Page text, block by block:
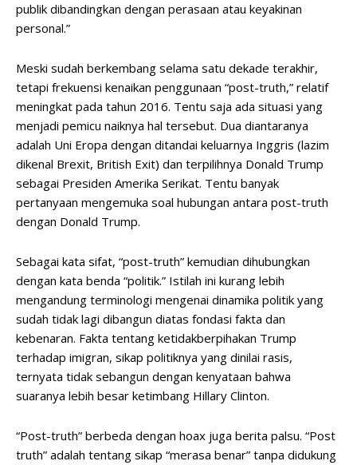
publik dibandingkan dengan perasaan atau keyakinan
personal.”
Meski sudah berkembang selama satu dekade terakhir,
tetapi frekuensi kenaikan penggunaan “post-truth,” relatif
meningkat pada tahun 2016. Tentu saja ada situasi yang
menjadi pemicu naiknya hal tersebut. Dua diantaranya
adalah Uni Eropa dengan ditandai keluarnya Inggris (lazim
dikenal Brexit, British Exit) dan terpilihnya Donald Trump
sebagai Presiden Amerika Serikat. Tentu banyak
pertanyaan mengemuka soal hubungan antara post-truth
dengan Donald Trump.
Sebagai kata sifat, “post-truth” kemudian dihubungkan
dengan kata benda “politik.” Istilah ini kurang lebih
mengandung terminologi mengenai dinamika politik yang
sudah tidak lagi dibangun diatas fondasi fakta dan
kebenaran. Fakta tentang ketidakberpihakan Trump
terhadap imigran, sikap politiknya yang dinilai rasis,
ternyata tidak sebangun dengan kenyataan bahwa
suaranya lebih besar ketimbang Hillary Clinton.
“Post-truth” berbeda dengan hoax juga berita palsu. “Post
truth” adalah tentang sikap “merasa benar” tanpa didukung